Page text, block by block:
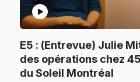
play_circle
E5 : (Entrevue) Julie
des opérations chez
du Soleil Montréal